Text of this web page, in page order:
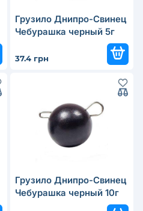
Грузило Днипро-Свинец
Чебурашка черный 5г
37.4 грн
Грузило Днипро-Свинец
Чебурашка черный 10г